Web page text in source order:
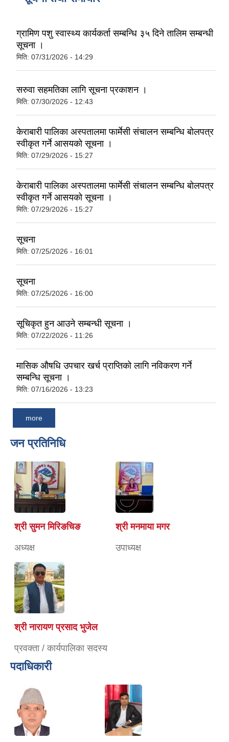
ग्रामिण पशु स्वास्थ्य कार्यकर्ता सम्बन्धि ३५ दिने तालिम सम्बन्धी
सूचना ।
मिति: 07/31/2026 - 14:29
सरुवा सहमतिका लागि सूचना प्रकाशन ।
मिति: 07/30/2026 - 12:43
केराबारी पालिका अस्पतालमा फार्मेसी संचालन सम्बन्धि बोलपत्र
स्वीकृत गर्ने आसयको सूचना ।
मिति: 07/29/2026 - 15:27
केराबारी पालिका अस्पतालमा फार्मेसी संचालन सम्बन्धि बोलपत्र
स्वीकृत गर्ने आसयको सूचना ।
मिति: 07/29/2026 - 15:27
सूचना
मिति: 07/25/2026 - 16:01
सूचना
मिति: 07/25/2026 - 16:00
सूचिकृत हुन आउने सम्बन्धी सूचना ।
मिति: 07/22/2026 - 11:26
मासिक औषधि उपचार खर्च प्राप्तिको लागि नविकरण गर्ने
सम्बन्धि सूचना ।
मिति: 07/16/2026 - 13:23
more
जन प्रतिनिधि
श्री सुमन मिरिङचिङ
अध्यक्ष
श्री मनमाया मगर
उपाध्यक्ष
श्री नारायण प्रसाद भुजेल
प्रवक्ता / कार्यपालिका सदस्य
पदाधिकारी